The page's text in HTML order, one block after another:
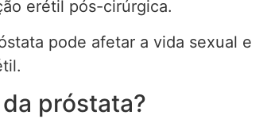
erétil pós-cirúrgica.
pode afetar a vida sexual e
próstata?